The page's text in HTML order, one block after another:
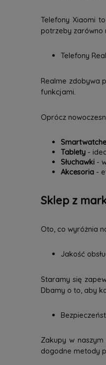
Telefony Xiaomi
potrzeby zarówno
Telefony
Realme zdobywa
funkcjami.
Oprócz
Smartwatche
Tablety -
Słuchawki -
Akcesoria -
Sklep z
Oto, co wyróżnia
Jakość
Staramy się
Dbamy o to, aby
Zakupy w
dogodne metody